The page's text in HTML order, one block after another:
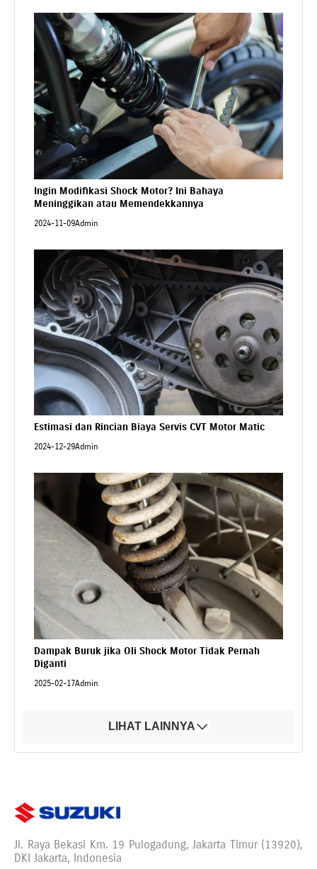
Ingin Modifikasi Shock Motor? Ini Bahaya
Meninggikan atau Memendekkannya
2024-11-09Admin
Estimasi dan Rincian Biaya Servis CVT Motor Matic
2024-12-29Admin
Dampak Buruk jika Oli Shock Motor Tidak Pernah
Diganti
2025-02-17Admin
LIHAT LAINNYA
Jl. Raya Bekasi Km. 19 Pulogadung, Jakarta Timur (13920),
DKI Jakarta, Indonesia